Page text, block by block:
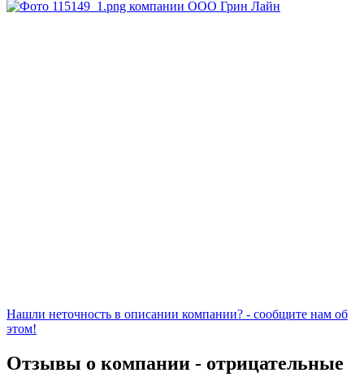
Нашли неточность в описании компании? - сообщите нам об
этом!
Отзывы о компании - отрицательные